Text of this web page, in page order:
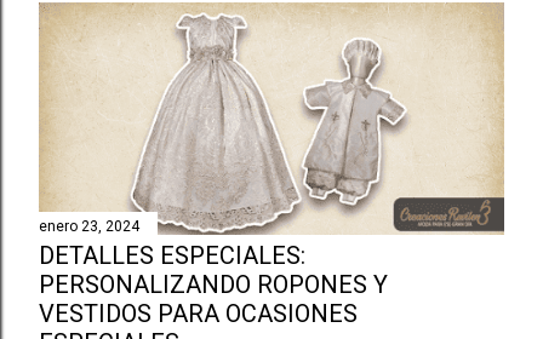
enero 23, 2024
DETALLES ESPECIALES:
PERSONALIZANDO ROPONES Y
VESTIDOS PARA OCASIONES